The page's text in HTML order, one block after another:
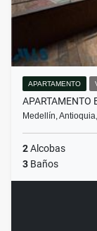
APARTAMENTO
APARTAMENTO
Medellín,
2Alcobas
3 Baños